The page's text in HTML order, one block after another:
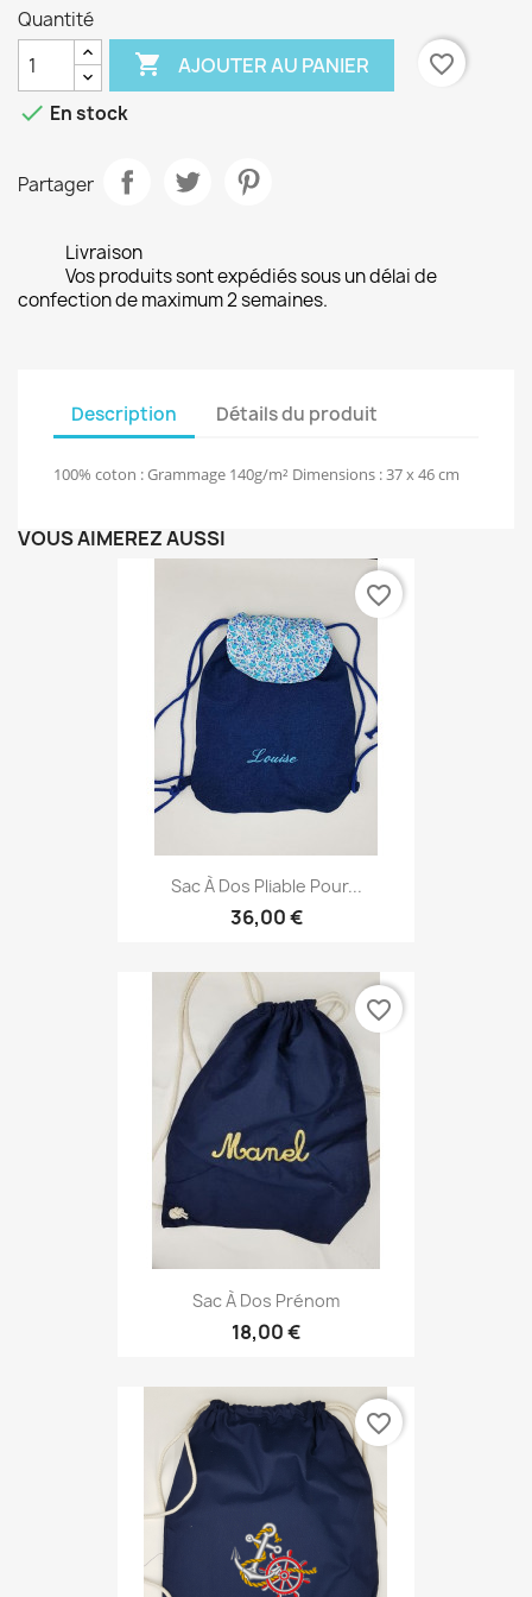
Quantité
 AJOUTER AU PANIER
favorite_border
 En stock
Partager
Livraison
Vos produits sont expédiés sous un délai de
confection de maximum 2 semaines.
Description Détails du produit
100% coton : Grammage 140g/m² Dimensions : 37 x 46 cm
VOUS AIMEREZ AUSSI
Sac À Dos Pliable Pour...
36,00 €
favorite_border
Sac À Dos Prénom
18,00 €
favorite_border
favorite_border